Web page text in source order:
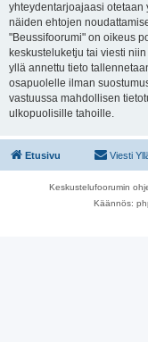
yhteydentarjoajaasi otetaan
näiden ehtojen
"Beussifoorumi" on oikeus
keskusteluketju tai viesti
yllä annettu tieto
osapuolelle ilman
vastuussa mahdollisen
ulkopuolisille tahoille.
Etusivu Viesti
Keskustelufoorumin
Käännös: